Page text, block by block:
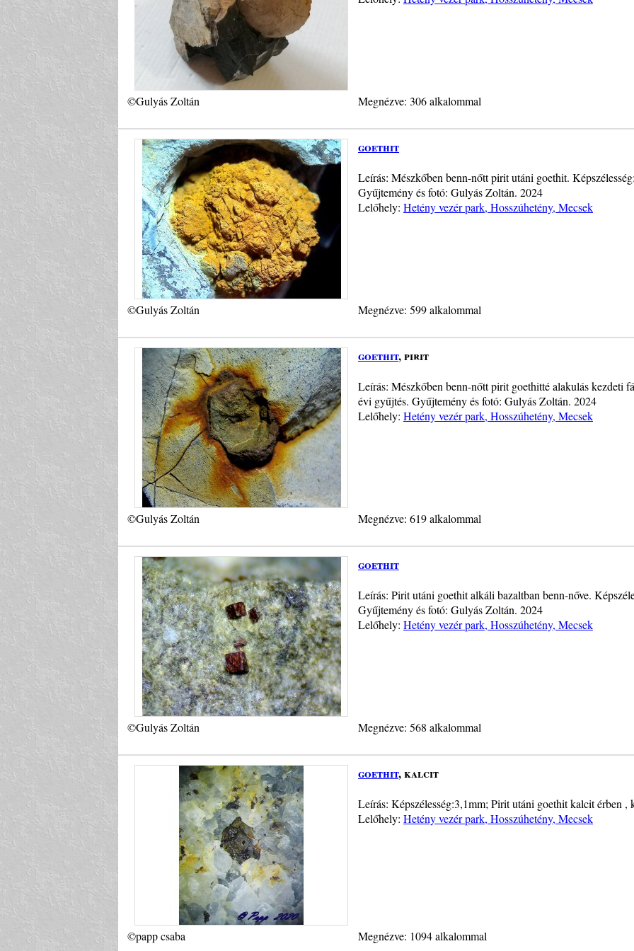
©Gulyás Zoltán Megnézve: 306 alkalommal
goethit
Leírás: Mészkőben benn-nőtt pirit utáni goethit.
Gyűjtemény és fotó: Gulyás Zoltán. 2024
Lelőhely: Hetény vezér park, Hosszúhetény, Mecsek
©Gulyás Zoltán Megnézve: 599 alkalommal
goethit, pirit
Leírás: Mészkőben benn-nőtt pirit goethitté alakulás kezdeti
évi gyűjtés. Gyűjtemény és fotó: Gulyás Zoltán. 2024
Lelőhely: Hetény vezér park, Hosszúhetény, Mecsek
©Gulyás Zoltán Megnézve: 619 alkalommal
goethit
Leírás: Pirit utáni goethit alkáli bazaltban benn-nőve.
Gyűjtemény és fotó: Gulyás Zoltán. 2024
Lelőhely: Hetény vezér park, Hosszúhetény, Mecsek
©Gulyás Zoltán Megnézve: 568 alkalommal
goethit, kalcit
Leírás: Képszélesség:3,1mm; Pirit utáni goethit kalcit érben ,
Lelőhely: Hetény vezér park, Hosszúhetény, Mecsek
©papp csaba Megnézve: 1094 alkalommal